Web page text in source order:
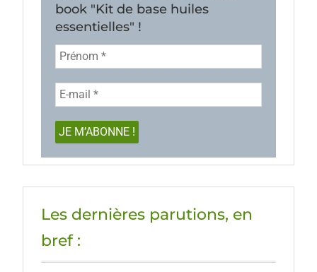
book "Kit de base huiles
essentielles" !
Les dernières parutions, en
bref :